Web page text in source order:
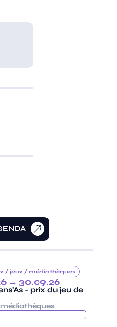
/jeux /médiathèques
→ 30.09.26
- prix du jeu de